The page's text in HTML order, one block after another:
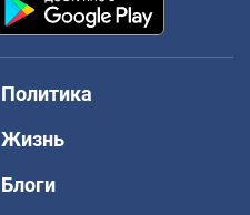
Политика
Жизнь
Блоги